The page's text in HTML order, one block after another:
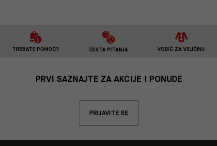
TREBATE POMOĆ? ČESTA PITANJA VODIČ ZA VELIČINU
PRVI SAZNAJTE ZA AKCIJE I PONUDE
PRIJAVITE SE